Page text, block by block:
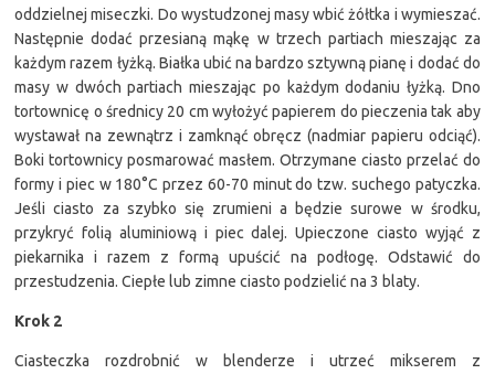
oddzielnej miseczki. Do wystudzonej masy wbić żółtka i wymieszać.
Następnie dodać przesianą mąkę w trzech partiach mieszając za
każdym razem łyżką. Białka ubić na bardzo sztywną pianę i dodać do
masy w dwóch partiach mieszając po każdym dodaniu łyżką. Dno
tortownicę o średnicy 20 cm wyłożyć papierem do pieczenia tak aby
wystawał na zewnątrz i zamknąć obręcz (nadmiar papieru odciąć).
Boki tortownicy posmarować masłem. Otrzymane ciasto przelać do
formy i piec w 180°C przez 60-70 minut do tzw. suchego patyczka.
Jeśli ciasto za szybko się zrumieni a będzie surowe w środku,
przykryć folią aluminiową i piec dalej. Upieczone ciasto wyjąć z
piekarnika i razem z formą upuścić na podłogę. Odstawić do
przestudzenia. Ciepłe lub zimne ciasto podzielić na 3 blaty.
Krok 2
Ciasteczka rozdrobnić w blenderze i utrzeć mikserem z